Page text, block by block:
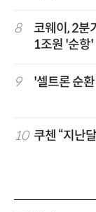
8
코웨이, 2분
1조원 '순항'
9 '셀트론 순
10 쿠첸 “지난